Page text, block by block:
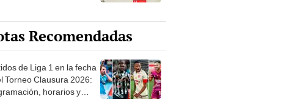
Recomendadas
de Liga 1 en la fecha
Torneo Clausura 2026:
horarios y